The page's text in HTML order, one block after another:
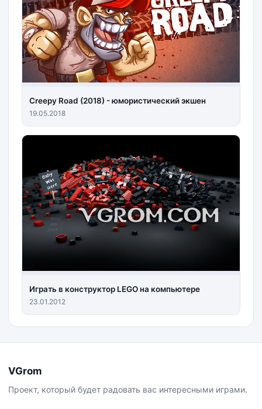
Creepy Road (2018) - юмористический экшен
19.05.2018
Играть в конструктор LEGO на компьютере
23.01.2012
VGrom
Проект, который будет радовать вас интересными играми.